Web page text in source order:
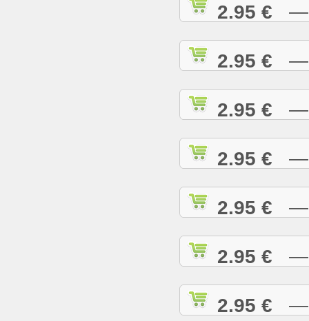
2.95 € —
2.95 € —
2.95 € —
2.95 € —
2.95 € —
2.95 € —
2.95 € —